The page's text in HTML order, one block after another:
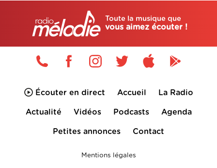
Toute la musique que
vous aimez écouter !
Écouter en direct Accueil La Radio
Actualité Vidéos Podcasts Agenda
Petites annonces Contact
Mentions légales